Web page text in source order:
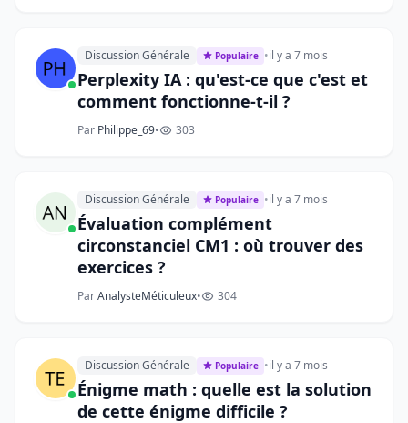
Discussion Générale Populaire •il y a 7 mois
Perplexity IA : qu'est-ce que c'est et
comment fonctionne-t-il ?
Par Philippe_69• 303
Discussion Générale Populaire •il y a 7 mois
Évaluation complément
circonstanciel CM1 : où trouver des
exercices ?
ParAnalysteMéticuleux• 304
Discussion Générale Populaire •il y a 7 mois
Énigme math : quelle est la solution
de cette énigme difficile ?